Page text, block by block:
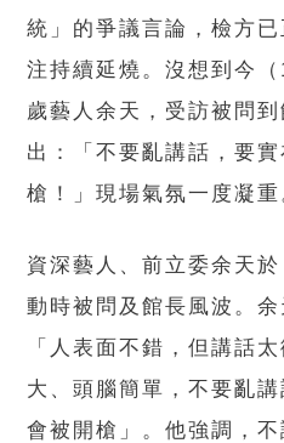
統」的爭議言論，檢方
注持續延燒。沒想到今
歲藝人余天，受訪被問
出：「不要亂講話，要
槍！」現場氣氛一度凝重
資深藝人、前立委余天
動時被問及館長風波。余
「人表面不錯，但講話
大、頭腦簡單，不要亂
會被開槍」。他強調，